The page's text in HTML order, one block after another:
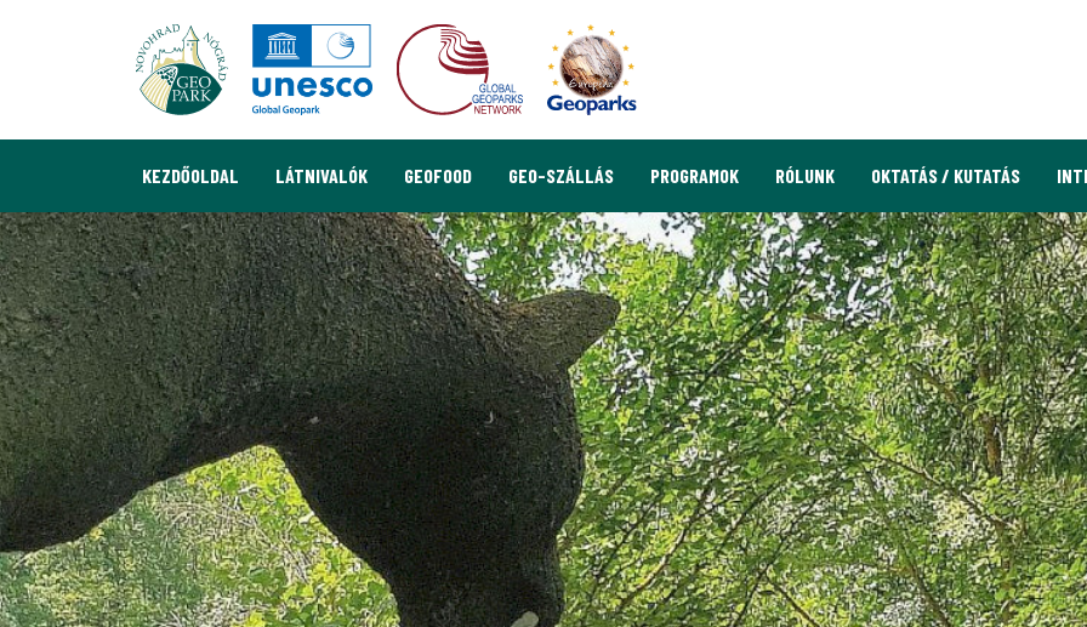
KEZDŐOLDAL LÁTNIVALÓK GEOFOOD GEO-SZÁLLÁS PROGRAMOK RÓLUNK OKTATÁS / KUTATÁS